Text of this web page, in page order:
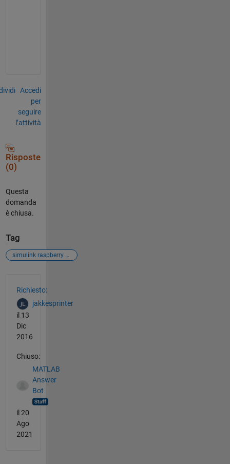
Accedi
per
seguire
l’attività
Risposte
(0)
Questa
domanda
è chiusa.
Tag
simulink raspberry executable
Richiesto:
jakkesprinter
il 13
Dic
2016
Chiuso:
MATLAB
Answer
Bot
il 20
Ago
2021